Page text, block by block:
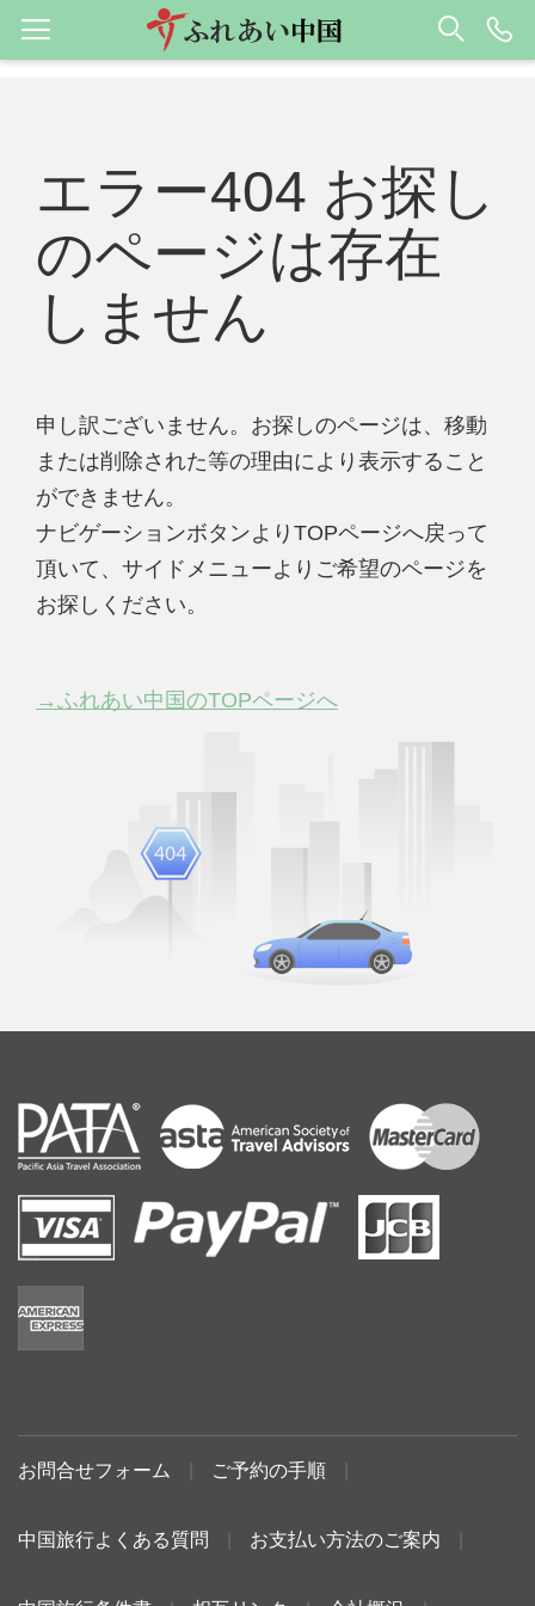
エラー404 お探し
のページは存在
しません
申し訳ございません。お探しのページは、移動
または削除された等の理由により表示すること
ができません。
ナビゲーションボタンよりTOPページへ戻って
頂いて、サイドメニューよりご希望のページを
お探しください。
→ふれあい中国のTOPページへ
お問合せフォーム ご予約の手順
中国旅行よくある質問 お支払い方法のご案内